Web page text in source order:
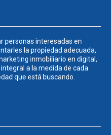
personas interesadas en
la propiedad adecuada,
inmobiliario en digital,
a la medida de cada
que está buscando.